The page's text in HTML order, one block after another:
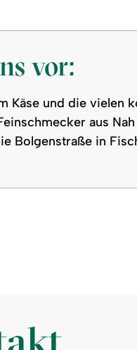
vor:
Käse und die vielen
aus
Bolgenstraße in